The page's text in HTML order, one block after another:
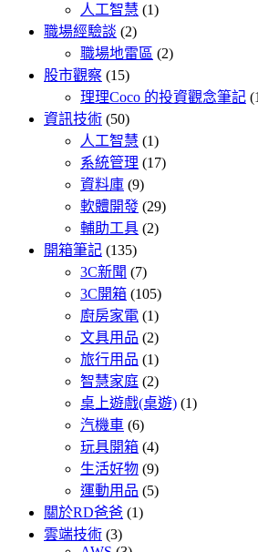
人工智慧 (1)
職場經驗談 (2)
職場地雷區 (2)
股市觀察 (15)
理理Coco 的投資觀念筆記
資訊技術 (50)
人工智慧 (1)
系統管理 (17)
資料庫 (9)
軟體開發 (29)
輔助工具 (2)
開箱筆記 (135)
3C新聞 (7)
3C開箱 (105)
廚房家電 (1)
文具用品 (2)
旅行用品 (1)
智慧家庭 (2)
桌上遊戲(桌遊) (1)
汽機車 (6)
玩具開箱 (4)
生活好物 (9)
運動用品 (5)
關於RD爸爸 (1)
雲端技術 (3)